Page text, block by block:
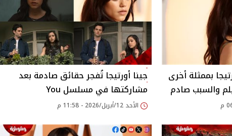
بممثلة أخرى
والسبب صادم
جينا أورتيجا تُفجر حقائق صادمة بعد
مشاركتها في مسلسل You
الأحد 12/أبريل/2026 - 11:58 م